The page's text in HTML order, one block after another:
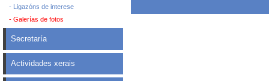
- Ligazóns de interese
- Galerías de fotos
Secretaría
Actividades xerais